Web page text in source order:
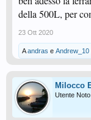
della 500L, per
23 Ott 2020
Aandras e Andrew_10
Milocco
Utente Noto